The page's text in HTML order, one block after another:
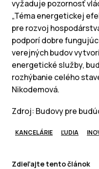
vyžaduje pozornosť
„Téma energetickej
pre rozvoj
podporí dobre
verejných budov
energetické služby,
rozhýbanie celého
Nikodemová.
Zdroj: Budovy pre
KANCELÁRIE ĽUDIA
Zdieľajte tento článok